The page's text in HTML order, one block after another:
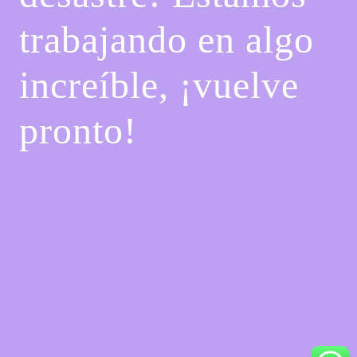
trabajando en algo
increíble, ¡vuelve
pronto!